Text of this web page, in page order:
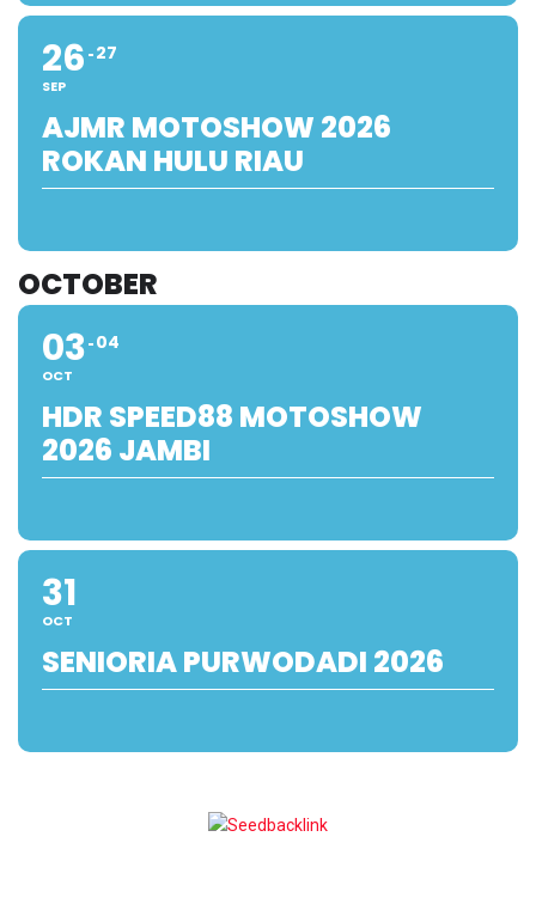
26
SEP
27
AJMR MOTOSHOW 2026
ROKAN HULU RIAU
OCTOBER
03
OCT
04
HDR SPEED88 MOTOSHOW
2026 JAMBI
31
OCT
SENIORIA PURWODADI 2026